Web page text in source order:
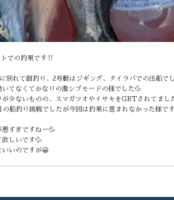
での釣果です‼️
別れて餌釣り、2号艇はジギング、タイラバでの出船で
てなくてかなりの激シブモードの様でした💦
少ないものの、スマガツオやイサキをGETされてまし
船釣り挑戦でしたが今回は釣果に恵まれなかった様
悪すぎですねー💦
欲しいです💦
いいのですが😀